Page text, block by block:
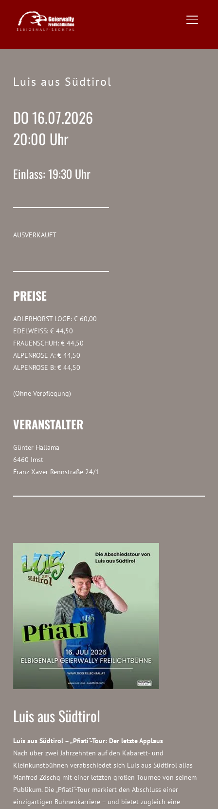
Luis aus Südtirol
DO 16.07.2026
20:00 Uhr
Einlass: 19:30 Uhr
AUSVERKAUFT
PREISE
ADLERHORST LOGE: € 60,00
EDELWEISS: € 44,50
FRAUENSCHUH: € 44,50
ALPENROSE A: € 44,50
ALPENROSE B: € 44,50
(Ohne Verpflegung)
VERANSTALTER
Günter Hallama
6460 Imst
Franz Xaver Rennstraße 24/1
Luis aus Südtirol
Luis aus Südtirol – „Pfiati“-Tour: Der letzte Applaus
Nach über zwei Jahrzehnten auf den Kabarett- und
Kleinkunstbühnen verabschiedet sich Luis aus Südtirol alias
Manfred Zöschg mit einer letzten großen Tournee von seinem
Publikum. Die „Pfiati“-Tour markiert den Abschluss einer
einzigartigen Bühnenkarriere – und bietet zugleich eine